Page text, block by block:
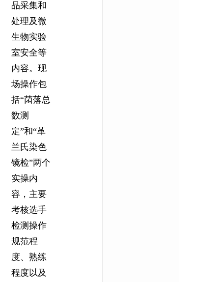
品采集和
处理及微
生物实验
室安全等
内容。现
场操作包
括“菌落总
数测
定”和“革
兰氏染色
镜检”两个
实操内
容，主要
考核选手
检测操作
规范程
度、熟练
程度以及